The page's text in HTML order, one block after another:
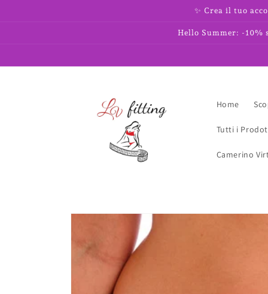
✨ Crea il tuo
Hello Summer: -10%
Home
Tutti i
Camerino
Passa alle